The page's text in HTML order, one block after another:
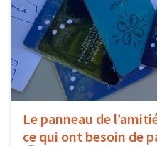
Le panneau de
ce qui ont besoin de